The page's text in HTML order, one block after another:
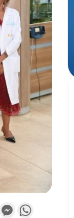
Gmail Messenger